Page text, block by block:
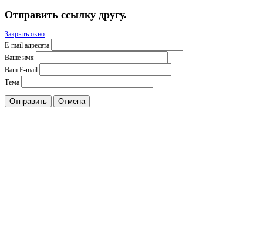
Отправить ссылку другу.
Закрыть окно
E-mail адресата
Ваше имя
Ваш E-mail
Тема
Отправить Отмена